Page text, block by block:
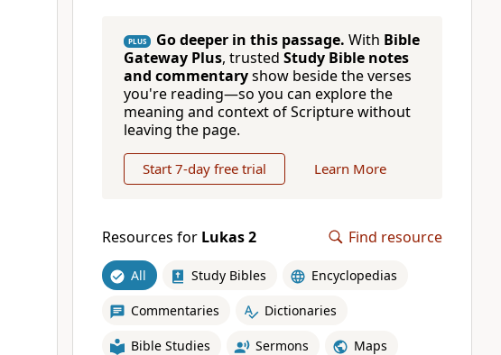
PLUS Go deeper in this passage. With Bible
Gateway Plus, trusted Study Bible notes
and commentaryshow beside the verses
you're reading—so you can explore the
meaning and context of Scripture without
leaving the page.
Start 7-day free trial Learn More
Resources for Lukas 2 Find resource
All Study Bibles Encyclopedias
Commentaries Dictionaries
Bible Studies Sermons Maps